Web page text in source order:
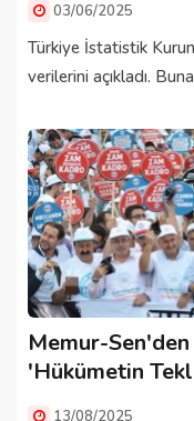
03/06/2025
Türkiye İstatistik
verilerini açıkladı.
Memur-
'Hükümetin
13/08/2025